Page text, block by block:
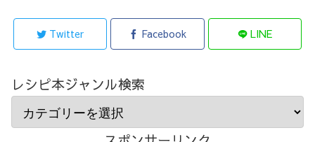
Twitter Facebook LINE
レシピ本ジャンル検索